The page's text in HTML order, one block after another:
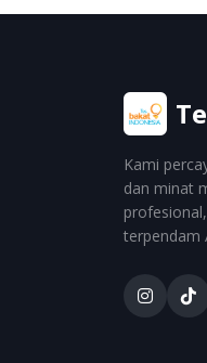
Kami
dan minat
terpendam